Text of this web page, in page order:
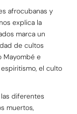
afrocubanas y
explica la
marca un
de cultos
Mayombé e
el culto
diferentes
muertos,